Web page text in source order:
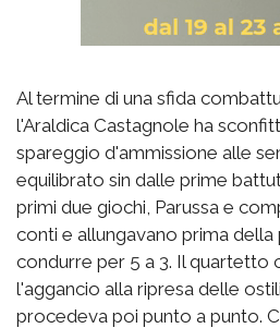
Al termine di una sfida
l'Araldica Castagnole ha
spareggio d'ammissione alle
equilibrato sin dalle prime
primi due giochi, Parussa e
conti e allungavano prima della
condurre per 5 a 3. Il quartetto
l'aggancio alla ripresa delle
procedeva poi punto a punto.